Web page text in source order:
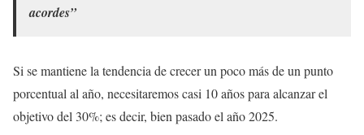
acordes”
Si se mantiene la tendencia de crecer un poco más de un punto
porcentual al año, necesitaremos casi 10 años para alcanzar el
objetivo del 30%; es decir, bien pasado el año 2025.